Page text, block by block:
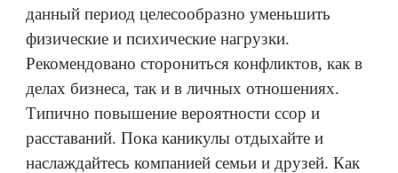
данный период целесообразно уменьшить
физические и психические нагрузки.
Рекомендовано сторониться конфликтов, как в
делах бизнеса, так и в личных отношениях.
Типично повышение вероятности ссор и
расставаний. Пока каникулы отдыхайте и
наслаждайтесь компанией семьи и друзей. Как